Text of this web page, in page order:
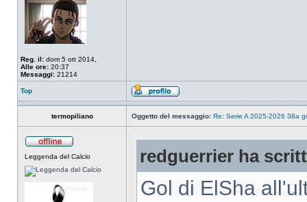
Reg. il: dom 5 ott 2014,
Alle ore: 20:37
Messaggi: 21214
Top
termopiliano Oggetto del messaggio: Re: Serie A 2025-2026 38a
Leggenda del Calcio redguerrier ha
Gol di ElSha